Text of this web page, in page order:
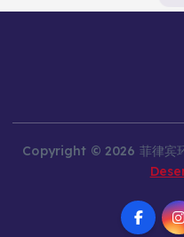
Copyright © 2026 菲律宾